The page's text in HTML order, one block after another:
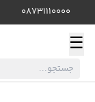
08731110000
☰